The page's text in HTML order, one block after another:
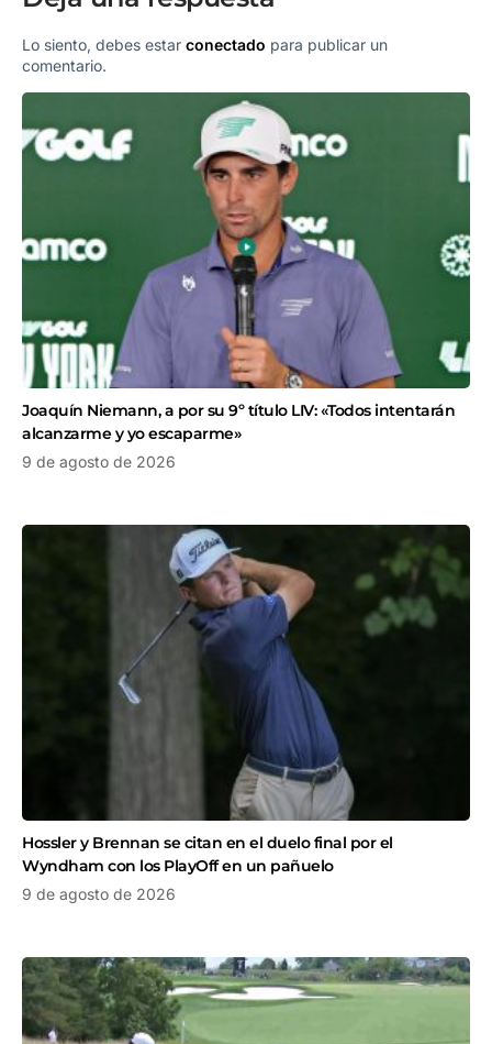
Lo siento, debes estar conectado para publicar un
comentario.
Joaquín Niemann, a por su 9º título LIV: «Todos intentarán
alcanzarme y yo escaparme»
9 de agosto de 2026
Hossler y Brennan se citan en el duelo final por el
Wyndham con los PlayOff en un pañuelo
9 de agosto de 2026